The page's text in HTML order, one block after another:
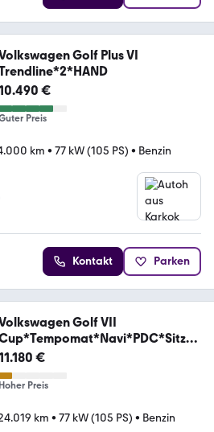
Golf Plus VI
€
Preis
km • 77 kW (105 PS) • Benzin
Kontakt Parken
Golf VII
€
Hoher Preis
km • 77 kW (105 PS) • Benzin